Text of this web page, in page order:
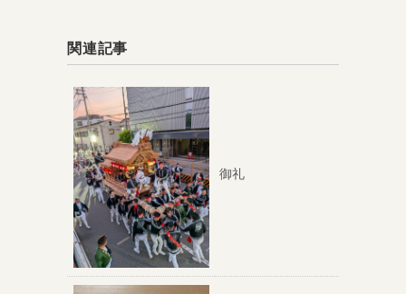
関連記事
御礼